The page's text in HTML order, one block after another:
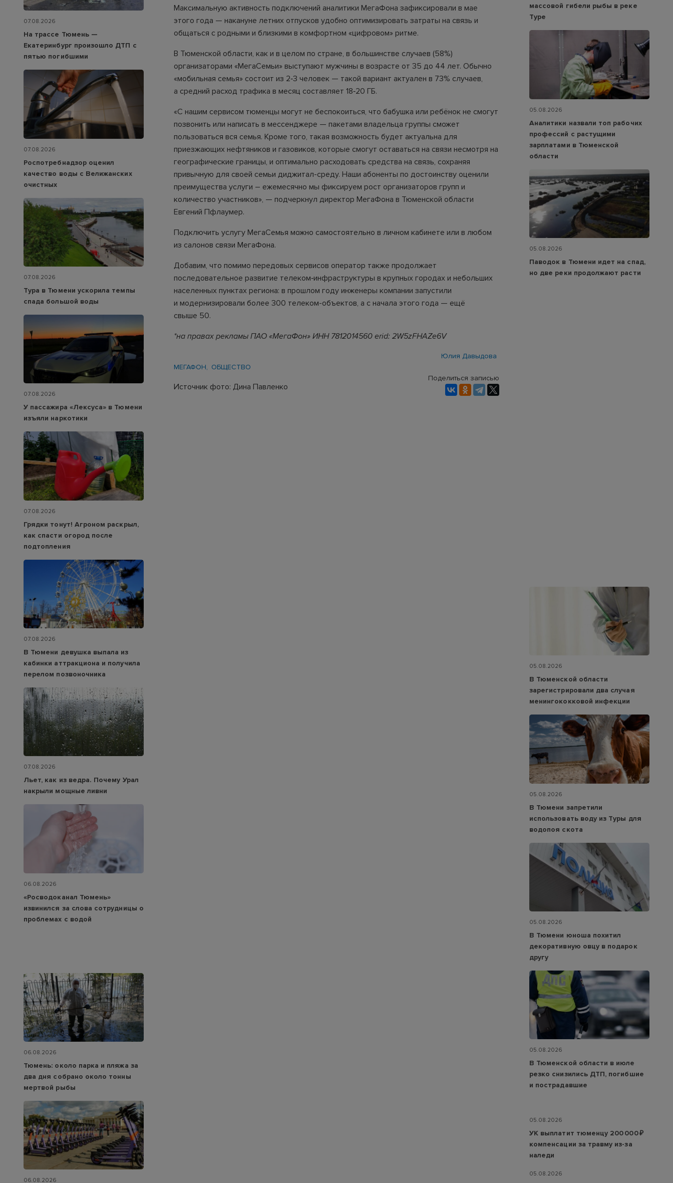
Максимальную активность подключений аналитики МегаФона зафиксировали в мае
этого года — накануне летних отпусков удобно оптимизировать затраты на связь и
общаться с родными и близкими в комфортном «цифровом» ритме.
В Тюменской области, как и в целом по стране, в большинстве случаев (58%)
организаторами «МегаСемьи» выступают мужчины в возрасте от 35 до 44 лет. Обычно
«мобильная семья» состоит из 2‑3 человек — такой вариант актуален в 73% случаев,
а средний расход трафика в месяц составляет 18‑20 ГБ.
«С нашим сервисом тюменцы могут не беспокоиться, что бабушка или ребёнок не смогут
позвонить или написать в мессенджере — пакетами владельца группы сможет
пользоваться вся семья. Кроме того, такая возможность будет актуальна для
приезжающих нефтяников и газовиков, которые смогут оставаться на связи несмотря на
географические границы, и оптимально расходовать средства на связь, сохраняя
привычную для своей семьи диджитал-среду. Наши абоненты по достоинству оценили
преимущества услуги – ежемесячно мы фиксируем рост организаторов групп и
количество участников», — подчеркнул директор МегаФона в Тюменской области
Евгений Пфлаумер.
Подключить услугу МегаСемья можно самостоятельно в личном кабинете или в любом
из салонов связи МегаФона.
Добавим, что помимо передовых сервисов оператор также продолжает
последовательное развитие телеком‑инфраструктуры в крупных городах и небольших
населенных пунктах региона: в прошлом году инженеры компании запустили
и модернизировали более 300 телеком-объектов, а с начала этого года — ещё
свыше 50.
*на правах рекламы ПАО «МегаФон» ИНН 7812014560 erid: 2W5zFHAZe6V
Юлия Давыдова
МЕГАФОН
ОБЩЕСТВО
Источник фото: Дина Павленко
Поделиться записью
07.08.2026
На трассе Тюмень —
Екатеринбург произошло ДТП с
пятью погибшими
07.08.2026
Роспотребнадзор оценил
качество воды с Велижанских
очистных
07.08.2026
Тура в Тюмени ускорила темпы
спада большой воды
07.08.2026
У пассажира «Лексуса» в Тюмени
изъяли наркотики
07.08.2026
Грядки тонут! Агроном раскрыл,
как спасти огород после
подтопления
07.08.2026
В Тюмени девушка выпала из
кабинки аттракциона и получила
перелом позвоночника
07.08.2026
Льет, как из ведра. Почему Урал
накрыли мощные ливни
06.08.2026
«Росводоканал Тюмень»
извинился за слова сотрудницы о
проблемах с водой
06.08.2026
Тюмень: около парка и пляжа за
два дня собрано около тонны
мертвой рыбы
06.08.2026
массовой гибели рыбы в реке
Туре
05.08.2026
Аналитики назвали топ рабочих
профессий с растущими
зарплатами в Тюменской
области
05.08.2026
Паводок в Тюмени идет на спад,
но две реки продолжают расти
05.08.2026
В Тюменской области
зарегистрировали два случая
менингококковой инфекции
05.08.2026
В Тюмени запретили
использовать воду из Туры для
водопоя скота
05.08.2026
В Тюмени юноша похитил
декоративную овцу в подарок
другу
05.08.2026
В Тюменской области в июле
резко снизились ДТП, погибшие
и пострадавшие
05.08.2026
УК выплатит тюменцу 200 000 ₽
компенсации за травму из-за
наледи
05.08.2026